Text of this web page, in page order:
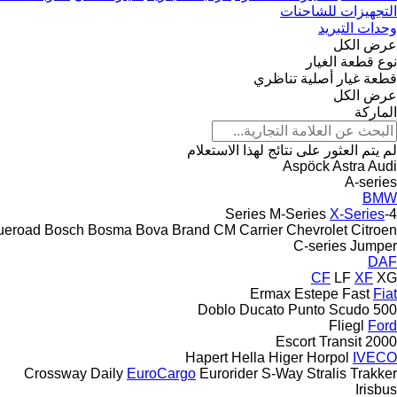
التجهيزات للشاحنات
وحدات التبريد
عرض الكل
نوع قطعة الغيار
قطعة غيار أصلية تناظري
عرض الكل
الماركة
لم يتم العثور على نتائج لهذا الاستعلام
AspöckAstra Audi
A-series
BMW
4-Series
M-Series X-Series
Bosch Bosma Bova Brand CM Carrier Chevrolet Citroen
C-series Jumper
DAF
CF LF XF XG
Ermax Estepe Fast Fiat
500
Doblo Ducato Punto Scudo
Fliegl
Ford
2000
Escort Transit
Hapert Hella Higer Horpol
IVECO
Crossway Daily EuroCargo Eurorider S-Way Stralis Trakker
Irisbus